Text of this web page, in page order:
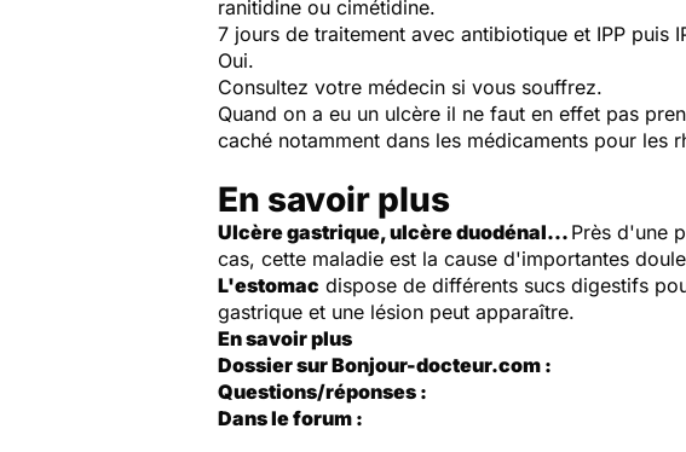
ranitidine ou cimétidine.
7 jours de traitement avec antibiotique et IPP puis
Oui.
Consultez votre médecin si vous souffrez.
Quand on a eu un ulcère il ne faut en effet pas
caché notamment dans les médicaments pour les
En savoir plus
Ulcère gastrique, ulcère duodénal... Près d'une
cas, cette maladie est la cause d'importantes
L'estomac dispose de différents sucs digestifs
gastrique et une lésion peut apparaître.
En savoir plus
Dossier sur Bonjour-docteur.com :
Questions/réponses :
Dans le forum :